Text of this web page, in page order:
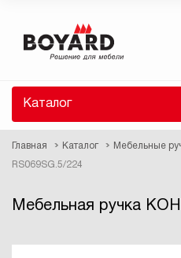
Каталог
Главная Каталог Мебельные
RS069SG.5/224
Мебельная ручка
Восстановление
высланы вам по E-Mail.
ссылку для